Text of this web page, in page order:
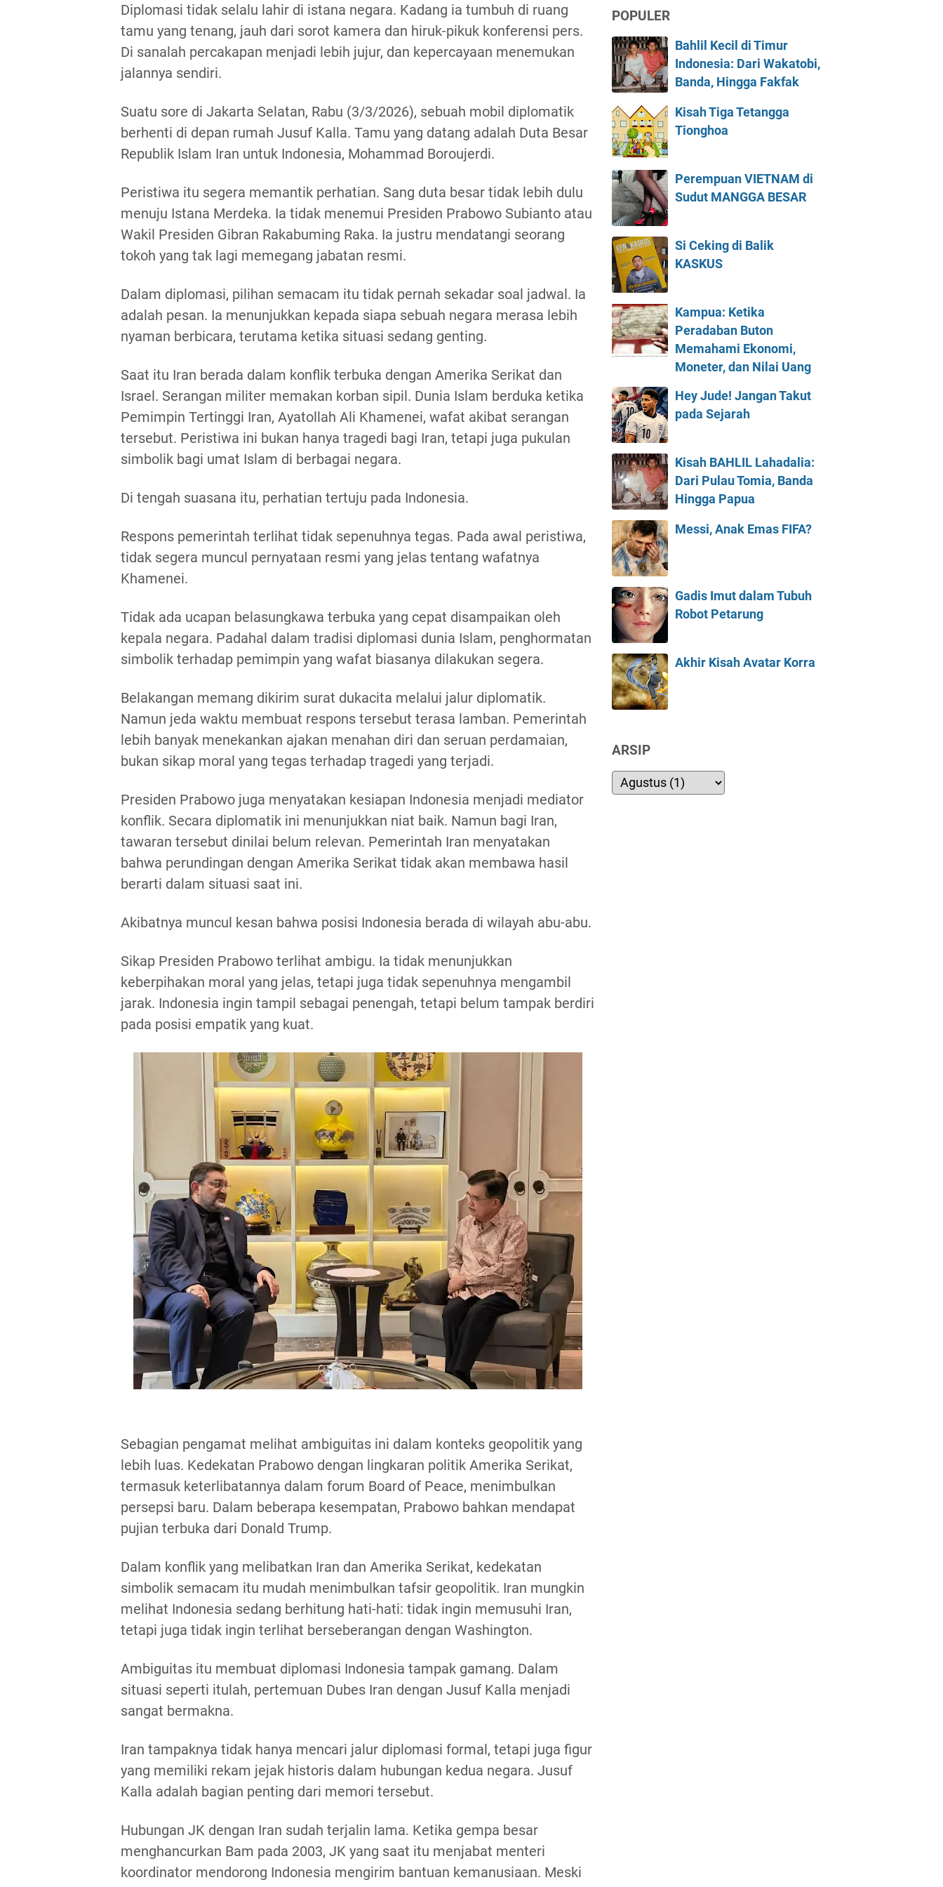
Diplomasi tidak selalu lahir di istana negara. Kadang ia tumbuh di ruang
tamu yang tenang, jauh dari sorot kamera dan hiruk-pikuk konferensi pers.
Di sanalah percakapan menjadi lebih jujur, dan kepercayaan menemukan
jalannya sendiri.
Suatu sore di Jakarta Selatan, Rabu (3/3/2026), sebuah mobil diplomatik
berhenti di depan rumah Jusuf Kalla. Tamu yang datang adalah Duta Besar
Republik Islam Iran untuk Indonesia, Mohammad Boroujerdi.
Peristiwa itu segera memantik perhatian. Sang duta besar tidak lebih dulu
menuju Istana Merdeka. Ia tidak menemui Presiden Prabowo Subianto atau
Wakil Presiden Gibran Rakabuming Raka. Ia justru mendatangi seorang
tokoh yang tak lagi memegang jabatan resmi.
Dalam diplomasi, pilihan semacam itu tidak pernah sekadar soal jadwal. Ia
adalah pesan. Ia menunjukkan kepada siapa sebuah negara merasa lebih
nyaman berbicara, terutama ketika situasi sedang genting.
Saat itu Iran berada dalam konflik terbuka dengan Amerika Serikat dan
Israel. Serangan militer memakan korban sipil. Dunia Islam berduka ketika
Pemimpin Tertinggi Iran, Ayatollah Ali Khamenei, wafat akibat serangan
tersebut. Peristiwa ini bukan hanya tragedi bagi Iran, tetapi juga pukulan
simbolik bagi umat Islam di berbagai negara.
Di tengah suasana itu, perhatian tertuju pada Indonesia.
Respons pemerintah terlihat tidak sepenuhnya tegas. Pada awal peristiwa,
tidak segera muncul pernyataan resmi yang jelas tentang wafatnya
Khamenei.
Tidak ada ucapan belasungkawa terbuka yang cepat disampaikan oleh
kepala negara. Padahal dalam tradisi diplomasi dunia Islam, penghormatan
simbolik terhadap pemimpin yang wafat biasanya dilakukan segera.
Belakangan memang dikirim surat dukacita melalui jalur diplomatik.
Namun jeda waktu membuat respons tersebut terasa lamban. Pemerintah
lebih banyak menekankan ajakan menahan diri dan seruan perdamaian,
bukan sikap moral yang tegas terhadap tragedi yang terjadi.
Presiden Prabowo juga menyatakan kesiapan Indonesia menjadi mediator
konflik. Secara diplomatik ini menunjukkan niat baik. Namun bagi Iran,
tawaran tersebut dinilai belum relevan. Pemerintah Iran menyatakan
bahwa perundingan dengan Amerika Serikat tidak akan membawa hasil
berarti dalam situasi saat ini.
Akibatnya muncul kesan bahwa posisi Indonesia berada di wilayah abu-abu.
Sikap Presiden Prabowo terlihat ambigu. Ia tidak menunjukkan
keberpihakan moral yang jelas, tetapi juga tidak sepenuhnya mengambil
jarak. Indonesia ingin tampil sebagai penengah, tetapi belum tampak berdiri
pada posisi empatik yang kuat.
Sebagian pengamat melihat ambiguitas ini dalam konteks geopolitik yang
lebih luas. Kedekatan Prabowo dengan lingkaran politik Amerika Serikat,
termasuk keterlibatannya dalam forum Board of Peace, menimbulkan
persepsi baru. Dalam beberapa kesempatan, Prabowo bahkan mendapat
pujian terbuka dari Donald Trump.
Dalam konflik yang melibatkan Iran dan Amerika Serikat, kedekatan
simbolik semacam itu mudah menimbulkan tafsir geopolitik. Iran mungkin
melihat Indonesia sedang berhitung hati-hati: tidak ingin memusuhi Iran,
tetapi juga tidak ingin terlihat berseberangan dengan Washington.
Ambiguitas itu membuat diplomasi Indonesia tampak gamang. Dalam
situasi seperti itulah, pertemuan Dubes Iran dengan Jusuf Kalla menjadi
sangat bermakna.
Iran tampaknya tidak hanya mencari jalur diplomasi formal, tetapi juga figur
yang memiliki rekam jejak historis dalam hubungan kedua negara. Jusuf
Kalla adalah bagian penting dari memori tersebut.
Hubungan JK dengan Iran sudah terjalin lama. Ketika gempa besar
menghancurkan Bam pada 2003, JK yang saat itu menjabat menteri
koordinator mendorong Indonesia mengirim bantuan kemanusiaan. Meski
POPULER
Bahlil Kecil di Timur
Indonesia: Dari Wakatobi,
Banda, Hingga Fakfak
Kisah Tiga Tetangga
Tionghoa
Perempuan VIETNAM di
Sudut MANGGA BESAR
Si Ceking di Balik
KASKUS
Kampua: Ketika
Peradaban Buton
Memahami Ekonomi,
Moneter, dan Nilai Uang
Hey Jude! Jangan Takut
pada Sejarah
Kisah BAHLIL Lahadalia:
Dari Pulau Tomia, Banda
Hingga Papua
Messi, Anak Emas FIFA?
Gadis Imut dalam Tubuh
Robot Petarung
Akhir Kisah Avatar Korra
ARSIP